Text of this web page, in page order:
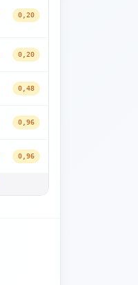
0,20
0,20
0,48
0,96
0,96